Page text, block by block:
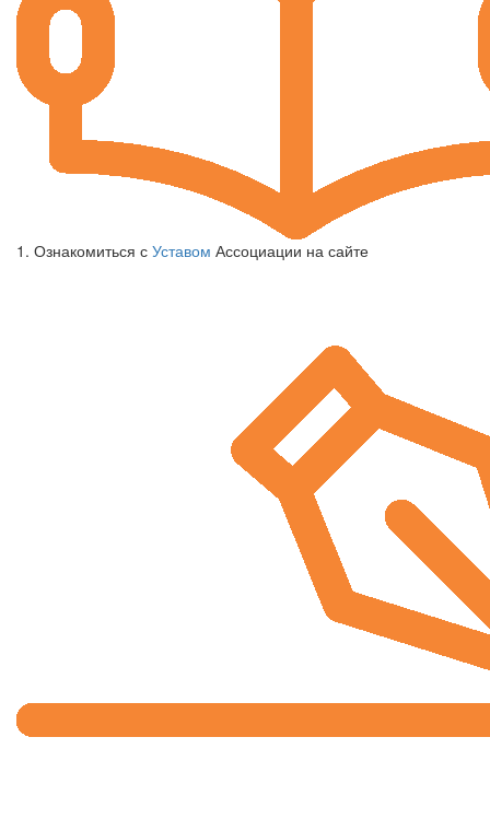
1. Ознакомиться с Уставом Ассоциации на сайте